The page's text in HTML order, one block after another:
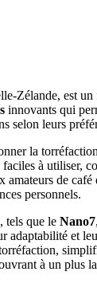
Zélande, est
innovants qui
selon leurs
la
à utiliser,
amateurs de
personnels.
tels que le Nano7
adaptabilité et
à un plus